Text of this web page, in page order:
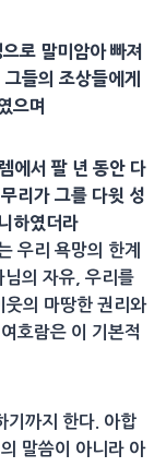
으로 말미암아 빠져
들의 조상들에게
으며
에서 팔 년 동안 다
리가 그를 다윗 성
하였더라
우리 욕망의 한계
의 자유, 우리를
웃의 마땅한 권리와
호람은 이 기본적
기까지 한다. 아합
말씀이 아니라 아